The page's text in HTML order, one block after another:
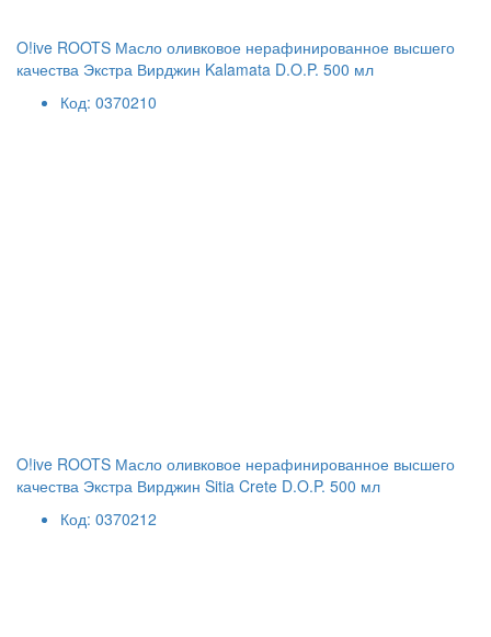
O!ive ROOTS Масло оливковое нерафинированное высшего
качества Экстра Вирджин Kalamata D.O.P. 500 мл
Код: 0370210
O!ive ROOTS Масло оливковое нерафинированное высшего
качества Экстра Вирджин Sitia Crete D.O.P. 500 мл
Код: 0370212